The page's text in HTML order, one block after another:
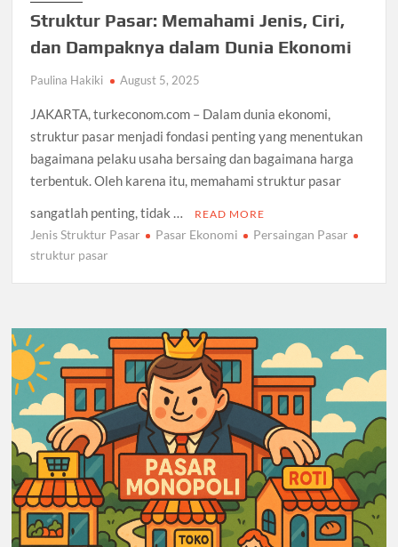
Struktur Pasar: Memahami Jenis, Ciri,
dan Dampaknya dalam Dunia Ekonomi
Paulina Hakiki August 5, 2025
JAKARTA, turkeconom.com – Dalam dunia ekonomi,
struktur pasar menjadi fondasi penting yang menentukan
bagaimana pelaku usaha bersaing dan bagaimana harga
terbentuk. Oleh karena itu, memahami struktur pasar
sangatlah penting, tidak …
READ MORE
Jenis Struktur Pasar Pasar Ekonomi
Persaingan Pasar
struktur pasar